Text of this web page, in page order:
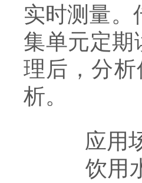
实时测量。
集单元定期
理后，分
析。
应用
饮用水